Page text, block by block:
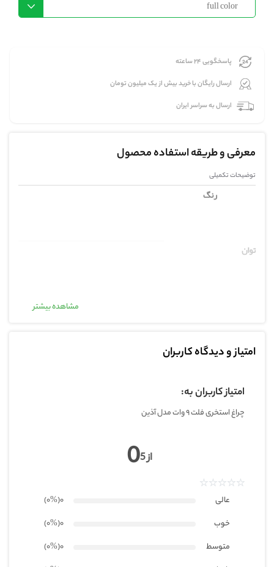
full color
پاسخگویی 24 ساعته
ارسال رایگان با خرید بیش از یک میلیون تومان
ارسال به سراسر ایران
معرفی و طریقه استفاده محصول
توضیحات تکمیلی
رنگ
توان
درجه حفاظت
ولتاژ
جنس لنز رویه
مشاهده بیشتر
امتیاز و دیدگاه کاربران
امتیاز کاربران به:
چراغ استخری فلت 9 وات مدل آذین
0 از 5
عالی 0(۰%
)
خوب
0(۰%
)
متوسط
0(۰%
)